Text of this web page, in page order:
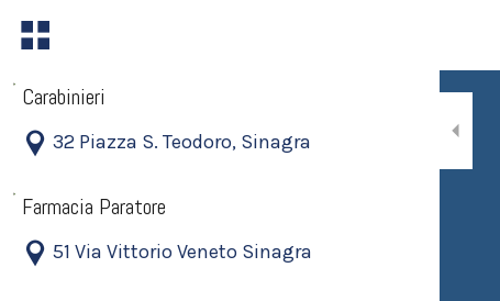
Carabinieri
32 Piazza S. Teodoro, Sinagra
Farmacia Paratore
51 Via Vittorio Veneto Sinagra